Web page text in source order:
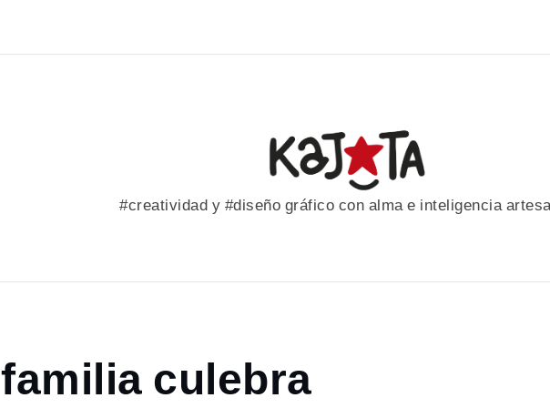
#creatividad y #diseño gráfico con alma e inteligencia
familia culebra